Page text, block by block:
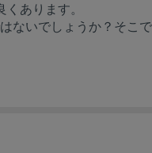
あります。
ないでしょうか？そこ